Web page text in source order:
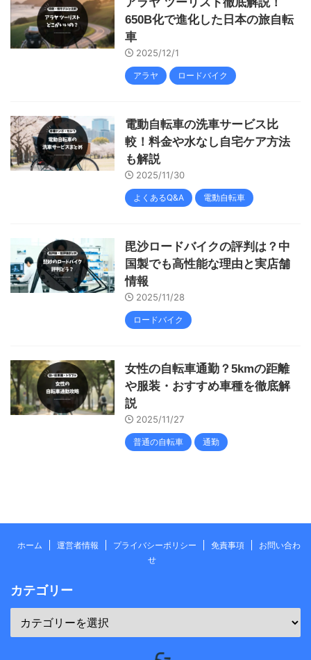
650B化で進化した日本の旅自転
車
2025/12/1
アラヤ ロードバイク
電動自転車の洗車サービス比
較！料金や水なし自宅ケア方法
も解説
2025/11/30
よくあるQ&A 電動自転車
毘沙ロードバイクの評判は？中
国製でも高性能な理由と実店舗
情報
2025/11/28
ロードバイク
女性の自転車通勤？5kmの距離
や服装・おすすめ車種を徹底解
説
2025/11/27
普通の自転車 通勤
ホーム 運営者情報 プライバシーポリシー 免責事項
お問い合わ
せ
カテゴリー